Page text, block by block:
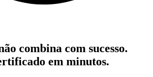
combina com sucesso.
em minutos.